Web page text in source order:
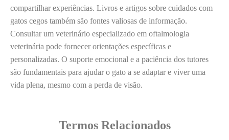
compartilhar experiências. Livros e artigos sobre cuidados com
gatos cegos também são fontes valiosas de informação.
Consultar um veterinário especializado em oftalmologia
veterinária pode fornecer orientações específicas e
personalizadas. O suporte emocional e a paciência dos tutores
são fundamentais para ajudar o gato a se adaptar e viver uma
vida plena, mesmo com a perda de visão.
Termos Relacionados